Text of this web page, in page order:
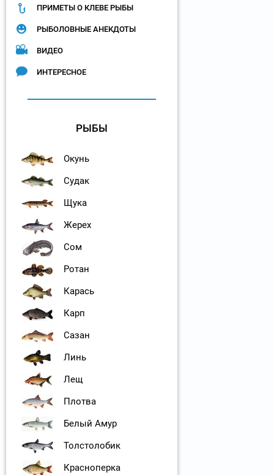
ПРИМЕТЫ О КЛЕВЕ РЫБЫ
РЫБОЛОВНЫЕ АНЕКДОТЫ
ВИДЕО
ИНТЕРЕСНОЕ
РЫБЫ
Окунь
Судак
Щука
Жерех
Сом
Ротан
Карась
Карп
Сазан
Линь
Лещ
Плотва
Белый Амур
Толстолобик
Красноперка